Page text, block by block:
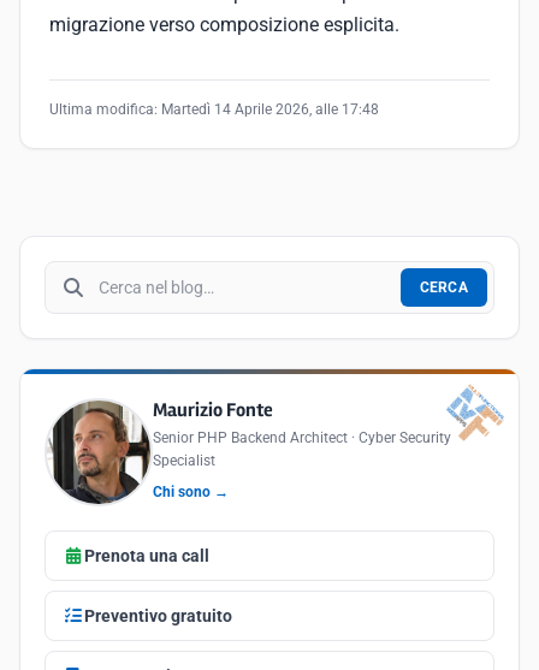
migrazione verso composizione esplicita.
Ultima modifica: Martedì 14 Aprile 2026, alle 17:48
Cerca nel blog
CERCA
Maurizio Fonte
Senior PHP Backend Architect · Cyber Security
Specialist
Chi sono →
Prenota una call
Preventivo gratuito